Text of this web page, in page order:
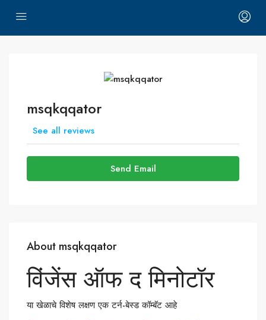
msqkqqator
See all reviews
Send Email
About msqkqqator
विंजेंस ऑफ द मिनोटॉर
या खेळाचे विशेष लक्षण एक टर्न-बेस्ड कॉम्बॅट आहे